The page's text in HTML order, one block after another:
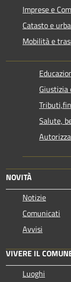
Imprese e
Catasto e
Mobilità e
Giustizia
Salute,
NOVITÀ
Notizie
Comunicati
Avvisi
VIVERE IL
Luoghi